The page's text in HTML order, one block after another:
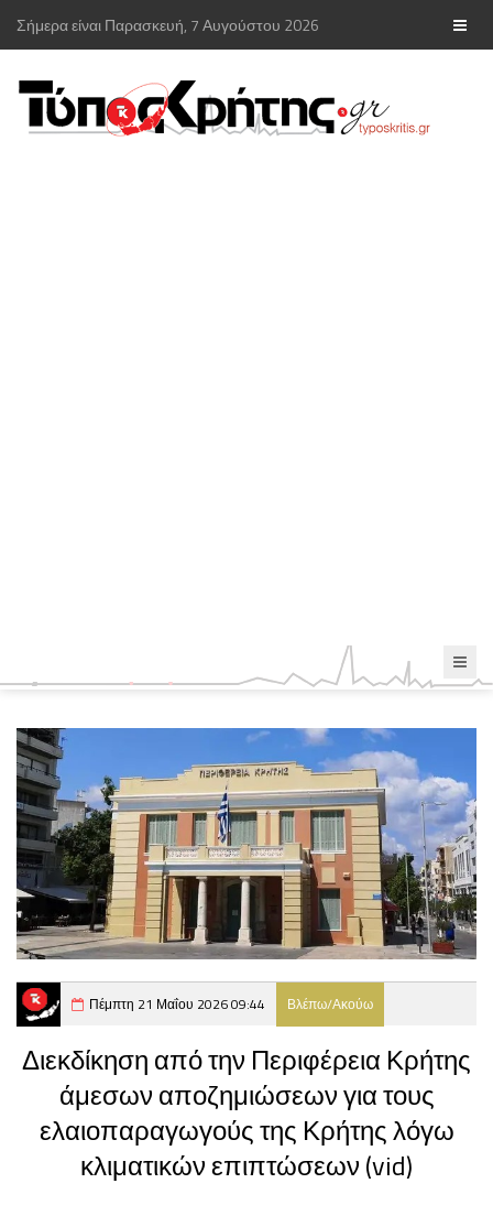
Σήμερα είναι Παρασκευή, 7 Αυγούστου 2026
Πέμπτη 21 Μαΐου 2026 09:44 Βλέπω/Ακούω
Διεκδίκηση από την Περιφέρεια Κρήτης
άμεσων αποζημιώσεων για τους
ελαιοπαραγωγούς της Κρήτης λόγω
κλιματικών επιπτώσεων (vid)